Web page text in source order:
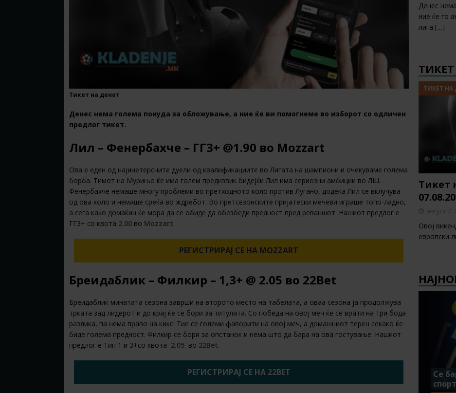
Тикет на денот
Денес нема голема понуда за обложување, а ние ќе ви помогнеме во изборот со одличен
предлог тикет.
Лил – Фенербахче – ГГ3+ @1.90 во Mozzart
Ова е еден од најинетерсните дуели од квалификациите во Лигата на шампиони и очекуваме голема
борба. Тимот на Мурињо ќе има голем предизвик бидејќи Лил има сериозни амбиции во ЛШ.
Фенербахче немаше многу проблеми во претходното коло против Лугано, додека Лил се вклучува
од ова коло и немаше среќа во ждребот. Во претсезонските пријатески мечеви играше топо-ладно,
а сега како домаќин ќе мора да се обиде да обезбеди предност пред реваншот. Нашиот предлог е
ГГ3+ со квота 2.00 во Mozzart.
РЕГИСТРИРАЈ СЕ НА MOZZART
Бреидаблик – Филкир – 1,3+ @ 2.05 во 22Bet
Бреидаблик минатата сезона заврши на второто место на табелата, а оваа сезона ја продолжува
трката зад лидерот и до крај ќе се бори за титулата. Со победа на овој меч ќе се врати на три бода
разлика, па нема право на кикс. Тие се големи фаворити на овој меч, а домашниот терен секако ќе
биде голема предност. Филкир се бори за опстанок и нема што да бара на ова гостување. Нашиот
предлог е Тип 1 и 3+со квота 2.05 во 22Bet.
РЕГИСТРИРАЈ СЕ НА 22BET
Денес
ние ќе го
лига […]
ТИКЕТ НА
Тикет
август 7,
Овој
европски
Се